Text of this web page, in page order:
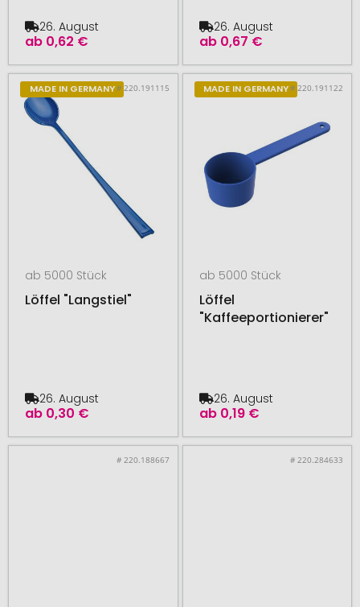
ab 0,62 €
26. August
ab 0,67 €
26. August
MADE IN GERMANY# 220.191115
ab 5000 Stück
Löffel "Langstiel"
ab 0,30 €
26. August
MADE IN GERMANY# 220.191122
ab 5000 Stück
Löffel
"Kaffeeportionierer"
ab 0,19 €
26. August
# 220.188667 # 220.284633